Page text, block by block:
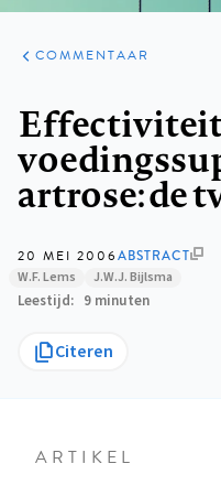
ARTIKELEN
OPINIE
COMMENTAAR
artrose: de
20 MEI 2006ABSTRACT
W.F. Lems J.W.J. Bijlsma
Leestijd 9 minuten
Citeren
ARTIKEL